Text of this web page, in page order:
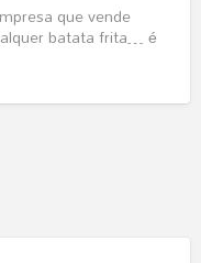
que vende
batata frita… é